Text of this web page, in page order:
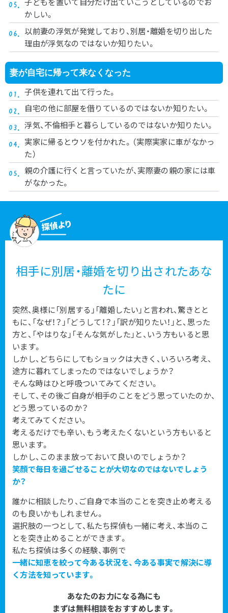
かしい。
以前妻の浮気が発覚しており、別居・離婚を切り出した
理由が浮気なのではないか知りたい。
妻が自宅に帰って来なくなった
子供を連れて出て行った。
自宅の他に部屋を借りているのではないか知りたい。
浮気、不倫相手と暮らしているのではないか知りたい。
実家に帰るとウソを付かれた。（実際実家に車がなかっ
た）
親の介護に行くと言っていたが、実際妻の親の家には車
がなかった。
相手に別居・離婚を切り出されたあな
たに
突然、奥様に「別居する」「離婚したい」と言われ、驚きとと
もに、「なぜ！？」「どうして！？」「訳が知りたい！」と、思った
方と、「やはりな」「そんな気がした」と、いう方もいると思
います。
しかし、どちらにしてもショックは大きく、いろいろ考え、
途方に暮れてしまったのではないでしょうか？
そんな時はひと呼吸ついてみてください。
そして、その後ご自身が相手のことをどう思っていたのか、
どう思っているのか？
考えてみてください。
考えるだけでも辛い、もう考えたくないという方もいると
思います。
しかし、このまま放っておいて良いのでしょうか？
笑顔で毎日を過ごせることが大切なのではないでしょう
か？
誰かに相談したり、ご自身で本当のことを突き止め考える
のも良いかもしれません。
選択肢の一つとして、私たち探偵も一緒に考え、本当のこ
とを突き止めることができます。
私たち探偵は多くの経験、事例で
一緒に知恵を絞って今ある状況を、今ある事実で解決に導
く方法を知っています。
あなたのお力になる為にも
まずは無料相談をおすすめします。